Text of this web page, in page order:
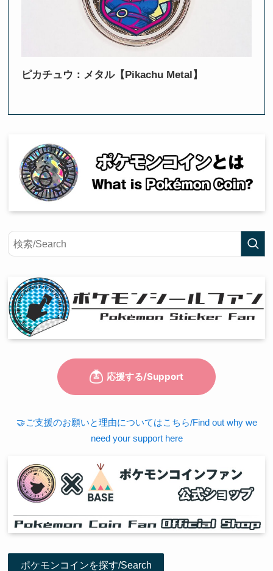
ピカチュウ：メタル【Pikachu Metal】
🤝ご支援のお願いと理由についてはこちら/Find out why we
need your support here
ポケモンコインを探す/Search